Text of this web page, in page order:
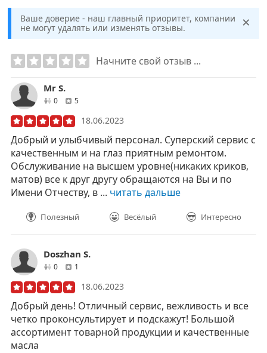
Ваше доверие - наш главный приоритет, компании
не могут удалять или изменять отзывы.
×
Начните свой отзыв ...
Mr S.
0друзей
5отзывов
18.06.2023
Добрый и улыбчивый персонал. Суперский сервис с
качественным и на глаз приятным ремонтом.
Обслуживание на высшем уровне(никаких криков,
матов) все к друг другу обращаются на Вы и по
Имени Отчеству, в ... читать дальше
Полезный Весёлый Интересно
Doszhan S.
0друзей1
18.06.2023
Добрый день! Отличный сервис, вежливость и все
четко проконсультирует и подскажут! Большой
ассортимент товарной продукции и качественные
масла